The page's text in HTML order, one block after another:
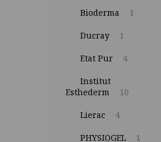
Bioderma 1
Ducray 1
Etat Pur 4
Institut
Esthederm
10
Lierac 4
PHYSIOGEL 1